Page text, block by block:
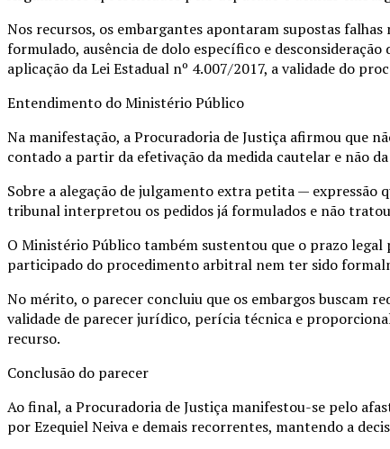
Nos recursos, os embargantes apontaram supostas
formulado, ausência de dolo específico e
aplicação da Lei Estadual nº 4.007/2017, a validade do
Entendimento do Ministério Público
Na manifestação, a Procuradoria de Justiça afirmou que
contado a partir da efetivação da medida cautelar e não
Sobre a alegação de julgamento extra petita —
tribunal interpretou os pedidos já formulados e não
O Ministério Público também sustentou que o prazo
participado do procedimento arbitral nem ter sido
No mérito, o parecer concluiu que os embargos buscam
validade de parecer jurídico, perícia técnica e
recurso.
Conclusão do parecer
Ao final, a Procuradoria de Justiça manifestou-se pelo
por Ezequiel Neiva e demais recorrentes, mantendo a